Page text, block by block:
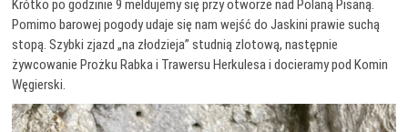
Krótko po godzinie 9 meldujemy się przy otworze nad Polaną Pisaną.
Pomimo barowej pogody udaje się nam wejść do Jaskini prawie suchą
stopą. Szybki zjazd „na złodzieja” studnią zlotową, następnie
żywcowanie Prożku Rabka i Trawersu Herkulesa i docieramy pod Komin
Węgierski.